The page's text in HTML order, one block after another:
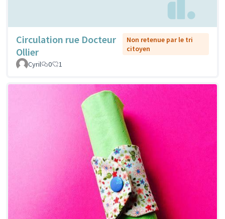
Circulation rue Docteur
Ollier
Non retenue par le tri
citoyen
Cyril
0 1